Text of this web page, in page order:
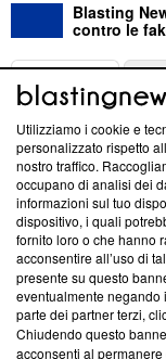
Blasting
contro le
ABOUT
Questa sezione
News, sui nostri
creare news di
‘Trust Project -
ancora membro
parte; Trust
conformità agli
Su di noi
Utilizziamo i cookie e
personalizzato rispetto
nostro traffico.
occupano di analisi dei
informazioni sul tuo
dispositivo, i quali
fornito loro o che hanno
acconsentire all’uso di
presente su questo
eventualmente negando
parte dei partner terzi,
Chiudendo questo
acconsenti al